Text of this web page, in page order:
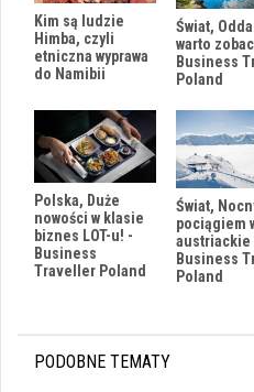
Kim są ludzie
Himba, czyli
etniczna wyprawa
do Namibii
Świat,
warto
Business
Poland
Polska, Duże
nowości w klasie
biznes LOT-u! -
Business
Traveller Poland
Świat,
pociągiem
austriackie
Business
Poland
PODOBNE TEMATY